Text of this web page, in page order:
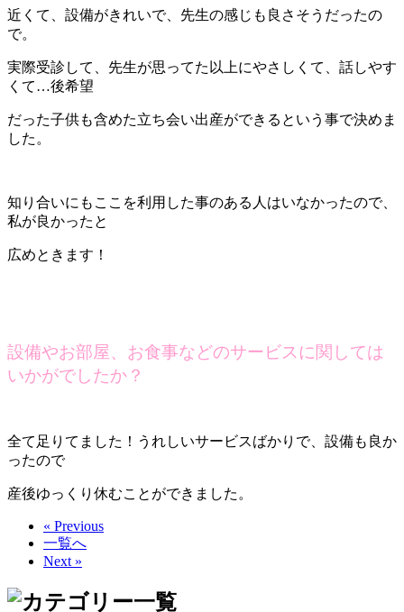
近くて、設備がきれいで、先生の感じも良さそうだったの
で。
実際受診して、先生が思ってた以上にやさしくて、話しやす
くて…後希望
だった子供も含めた立ち会い出産ができるという事で決めま
した。
知り合いにもここを利用した事のある人はいなかったので、
私が良かったと
広めときます！
設備やお部屋、お食事などのサービスに関しては
いかがでしたか？
全て足りてました！うれしいサービスばかりで、設備も良か
ったので
産後ゆっくり休むことができました。
« Previous
一覧へ
Next »